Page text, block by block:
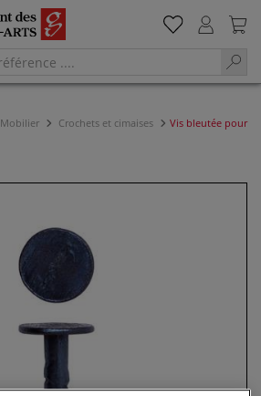
Mobilier Crochets et cimaises
Vis bleutée pour